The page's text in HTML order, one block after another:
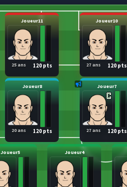
Joueur5 Joueur4
Joueur8
120 pts
20 ans
Joueur7
120 pts
27 ans
Joueur11
120 pts
25 ans
Joueur10
120 pts
27 ans